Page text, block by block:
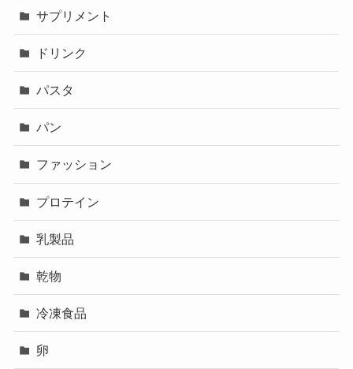
サプリメント
ドリンク
パスタ
パン
ファッション
プロテイン
乳製品
乾物
冷凍食品
卵